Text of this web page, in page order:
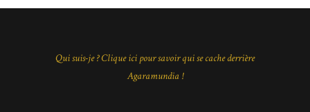
Qui suis-je ? Clique ici pour savoir qui se cache derrière
Agaramundia !